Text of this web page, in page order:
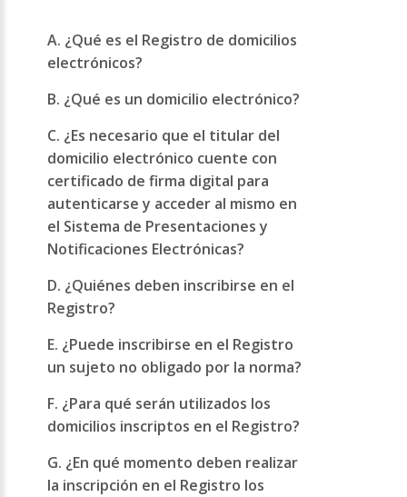
A. ¿Qué es el Registro de domicilios
electrónicos?
B. ¿Qué es un domicilio electrónico?
C. ¿Es necesario que el titular del
domicilio electrónico cuente con
certificado de firma digital para
autenticarse y acceder al mismo en
el Sistema de Presentaciones y
Notificaciones Electrónicas?
D. ¿Quiénes deben inscribirse en el
Registro?
E. ¿Puede inscribirse en el Registro
un sujeto no obligado por la norma?
F. ¿Para qué serán utilizados los
domicilios inscriptos en el Registro?
G. ¿En qué momento deben realizar
la inscripción en el Registro los